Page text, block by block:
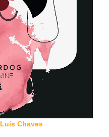
Luís Chaves